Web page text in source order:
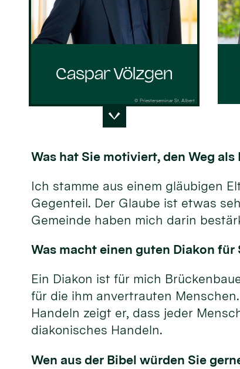
Caspar Völzgen
© Priesterseminar St. Albert
Was hat Sie motiviert, den Weg
Ich stamme aus einem gläubigen
Gegenteil. Der Glaube ist etwas
Gemeinde haben mich darin
Was macht einen guten Diakon
Ein Diakon ist für mich
für die ihm anvertrauten
Handeln zeigt er, dass jeder
diakonisches Handeln.
Wen aus der Bibel würden Sie